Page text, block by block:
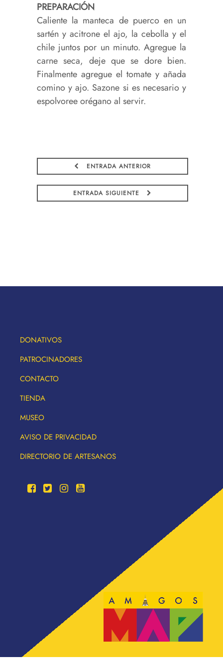
PREPARACIÓN
Caliente la manteca de puerco en un
sartén y acitrone el ajo, la cebolla y el
chile juntos por un minuto. Agregue la
carne seca, deje que se dore bien.
Finalmente agregue el tomate y añada
comino y ajo. Sazone si es necesario y
espolvoree orégano al servir.
ENTRADA ANTERIOR
ENTRADA SIGUIENTE
DONATIVOS
PATROCINADORES
CONTACTO
TIENDA
MUSEO
AVISO DE PRIVACIDAD
DIRECTORIO DE ARTESANOS